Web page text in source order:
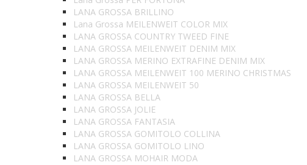
LANA GROSSA BRILLINO
Lana Grossa MEILENWEIT COLOR MIX
LANA GROSSA COUNTRY TWEED FINE
LANA GROSSA MEILENWEIT DENIM MIX
LANA GROSSA MERINO EXTRAFINE DENIM MIX
LANA GROSSA MEILENWEIT 100 MERINO CHRISTMAS
LANA GROSSA MEILENWEIT 50
LANA GROSSA BELLA
LANA GROSSA JOLIE
LANA GROSSA FANTASIA
LANA GROSSA GOMITOLO COLLINA
LANA GROSSA GOMITOLO LINO
LANA GROSSA MOHAIR MODA